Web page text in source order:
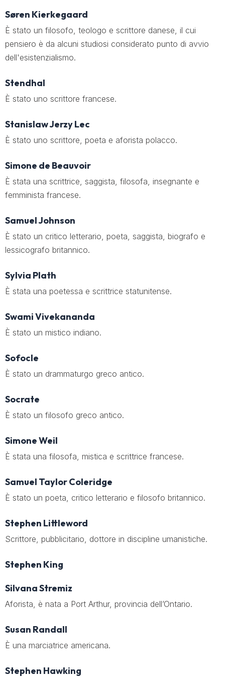
Søren Kierkegaard
È stato un filosofo, teologo e scrittore danese, il cui
pensiero è da alcuni studiosi considerato punto di avvio
dell'esistenzialismo.
Stendhal
È stato uno scrittore francese.
Stanislaw Jerzy Lec
È stato uno scrittore, poeta e aforista polacco.
Simone de Beauvoir
È stata una scrittrice, saggista, filosofa, insegnante e
femminista francese.
Samuel Johnson
È stato un critico letterario, poeta, saggista, biografo e
lessicografo britannico.
Sylvia Plath
È stata una poetessa e scrittrice statunitense.
Swami Vivekananda
È stato un mistico indiano.
Sofocle
È stato un drammaturgo greco antico.
Socrate
È stato un filosofo greco antico.
Simone Weil
È stata una filosofa, mistica e scrittrice francese.
Samuel Taylor Coleridge
È stato un poeta, critico letterario e filosofo britannico.
Stephen Littleword
Scrittore, pubblicitario, dottore in discipline umanistiche.
Stephen King
Silvana Stremiz
Aforista, è nata a Port Arthur, provincia dell’Ontario.
Susan Randall
È una marciatrice americana.
Stephen Hawking